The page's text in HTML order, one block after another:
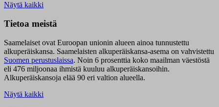
Näytä kaikki
Tietoa meistä
Saamelaiset ovat Euroopan unionin alueen ainoa tunnustettu
alkuperäiskansa. Saamelaisten alkuperäiskansa-asema on vahvistettu
Suomen perustuslaissa. Noin 6 prosenttia koko maailman väestöstä
eli 476 miljoonaa ihmistä kuuluu alkuperäiskansoihin.
Alkuperäiskansoja elää 90 eri valtion alueella.
Näytä kaikki